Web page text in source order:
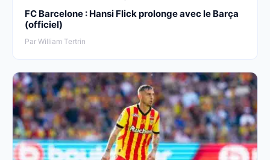
FC Barcelone : Hansi Flick prolonge avec le Barça
(officiel)
Par William Tertrin